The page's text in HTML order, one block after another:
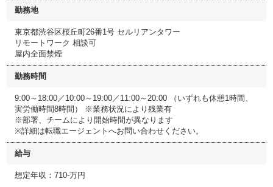
勤務地
東京都渋谷区桜丘町26番1号 セルリアンタワー
リモートワーク 相談可
屋内全面禁煙
勤務時間
9:00～18:00／10:00～19:00／11:00～20:00 （いずれも休憩1時間、
実労働時間8時間） ※業務状況により残業有
※部署、チームにより開始時間が異なります
※詳細は転職エージェントへお問い合わせください。
給与
想定年収：710-万円